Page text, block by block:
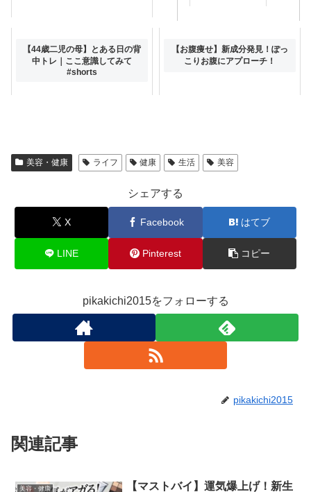
【還暦の母】娘からのサプライ
ズで涙の大変身？！大人世代が
【44歳二児の母】とある日の背
中トレ｜ここ意識してみて
#shorts
【お腹痩せ】新成分発見！ぽっ
こりお腹にアプローチ！
美容・健康 ライフ 健康 生活 美容
シェアする
X Facebook はてブ
LINE Pinterest コピー
pikakichi2015をフォローする
pikakichi2015
関連記事
美容・健康
【マストバイ】運気爆上げ！新生